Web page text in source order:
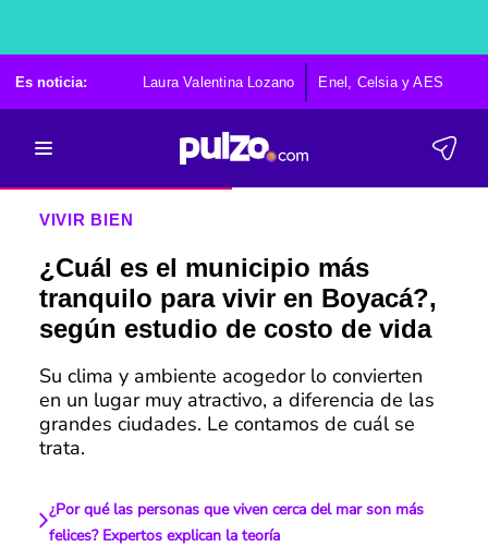
Es noticia: Laura Valentina Lozano Enel, Celsia y AES
VIVIR BIEN
¿Cuál es el municipio más
tranquilo para vivir en Boyacá?,
según estudio de costo de vida
Su clima y ambiente acogedor lo convierten
en un lugar muy atractivo, a diferencia de las
grandes ciudades. Le contamos de cuál se
trata.
¿Por qué las personas que viven cerca del mar son más
felices? Expertos explican la teoría